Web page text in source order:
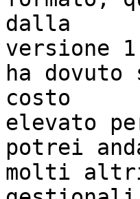
dalla
versione
ha
costo
elevato
potrei
molti